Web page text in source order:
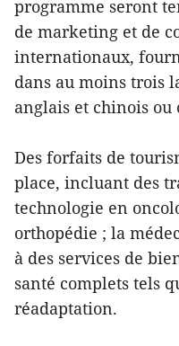
programme seront
de marketing et de
internationaux,
dans au moins trois
anglais et chinois ou
Des forfaits de
place, incluant des
technologie en
orthopédie ; la
à des services de
santé complets tels
réadaptation.